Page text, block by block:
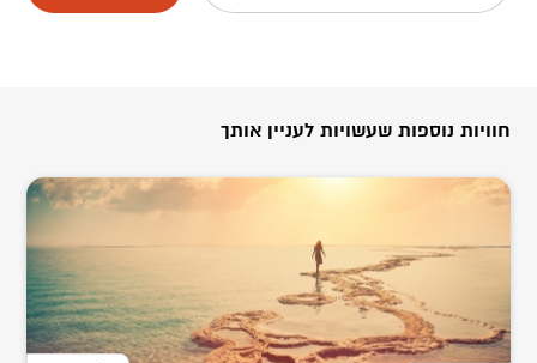
חוויות נוספות שעשויות לעניין אותך